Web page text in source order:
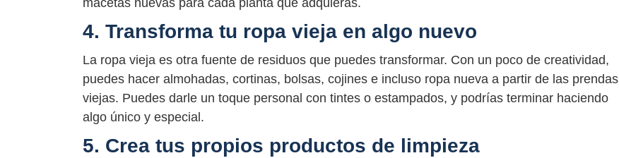
4. Transforma tu ropa vieja en algo nuevo
La ropa vieja es otra fuente de residuos que puedes transformar. Con un poco de creatividad,
puedes hacer almohadas, cortinas, bolsas, cojines e incluso ropa nueva a partir de las prendas
viejas. Puedes darle un toque personal con tintes o estampados, y podrías terminar haciendo
algo único y especial.
5. Crea tus propios productos de limpieza